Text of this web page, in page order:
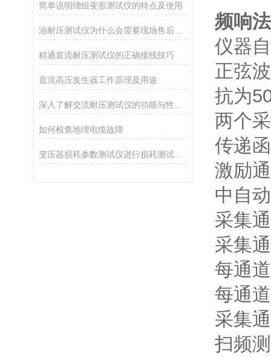
简单说明绕组变形测试仪的特点及使用
油耐压测试仪为什么会需要现场售后服务？
精通直流耐压测试仪的正确接线技巧
直流高压发生器工作原理及用途
如何检查地埋电缆故障
频响
仪器
正弦
抗为
两个
传递
激励
中自
采集
采集
每通
每通
采集
扫频